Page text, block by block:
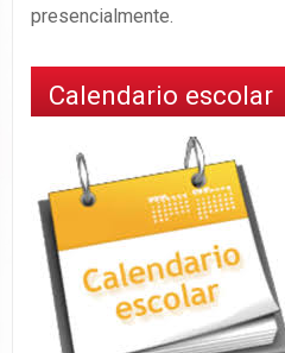
presencialmente.
Calendario escolar